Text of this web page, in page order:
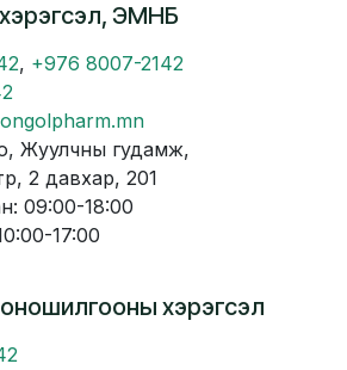
ЭМНБ
, +976 8007-2142
Жуулчны гудамж,
2 давхар, 201
09:00-18:00
17:00
хэрэгсэл